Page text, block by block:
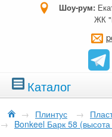
Шоу-рум:
ЖК
Каталог
→ Плинтус →
→ Bonkeel Барк 58